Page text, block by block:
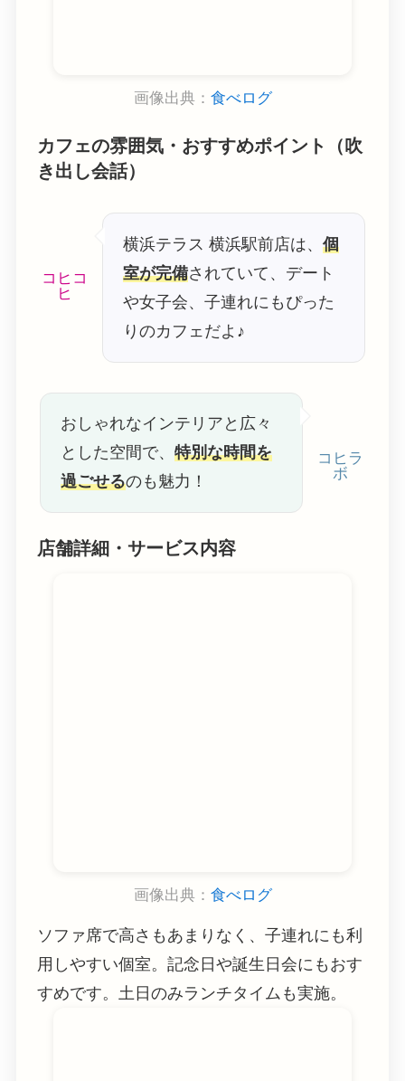
画像出典： 食べログ
カフェの雰囲気・おすすめポイント（吹
き出し会話）
コヒコ
ヒ
横浜テラス 横浜駅前店は、 個
室が完備されていて、デート
や女子会、子連れにもぴった
りのカフェだよ♪
コヒラ
ボ
おしゃれなインテリアと広々
とした空間で、 特別な時間を
過ごせるのも魅力！
店舗詳細・サービス内容
画像出典： 食べログ
ソファ席で高さもあまりなく、子連れにも利
用しやすい個室。記念日や誕生日会にもおす
すめです。土日のみランチタイムも実施。